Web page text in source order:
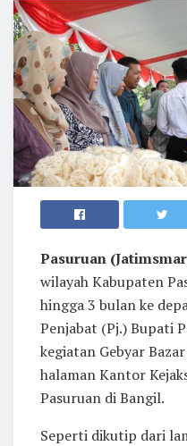
Pasuruan
wilayah Kabupaten
hingga 3 bulan ke
Penjabat (Pj.) Bupati
kegiatan Gebyar
halaman Kantor
Pasuruan di Bangil.
Seperti dikutip dari